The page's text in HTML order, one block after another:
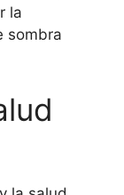
la
sombra